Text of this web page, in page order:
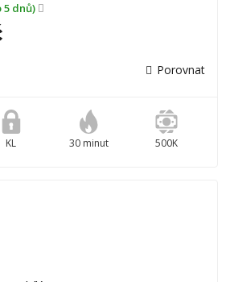
5 dnů)
Porovnat
KL 30 minut 500K